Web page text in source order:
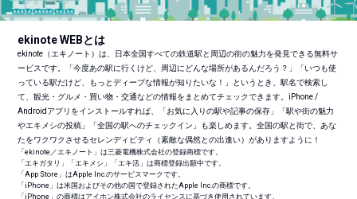
ekinote WEBとは
ekinote（エキノート）は、日本全国すべての鉄道駅と周辺の街の魅力を発見できる無料サ
ービスです。「今度あの駅に行くけど、周辺にどんな場所があるんだろう？」「いつも使
っている駅だけど、もっとディープな情報が知りたいな！」というとき、駅名で検索し
て、観光・グルメ・買い物・交通などの情報をまとめてチェックできます。iPhone /
Androidアプリをインストールすれば、「お気に入りの駅や記事の保存」「駅や街の魅力
やエキメシの投稿」「全国の駅へのチェックイン」も楽しめます。全国の駅と街で、あな
たをワクワクさせるセレンディピティ（素敵な偶然との出逢い）がありますように！
「ekinote／エキノート」は三菱電機株式会社の登録商標です。
「エキガタリ」「エキメシ」「エキ活」は商標登録出願中です。
「App Store」はApple Inc.のサービスマークです。
「iPhone」は米国およびその他の国で登録されたApple Inc.の商標です。
「iPhone」の商標はアイホン株式会社のライセンスに基づき使用されています。